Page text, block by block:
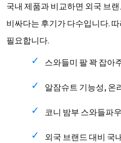
국내 제품과 비교하면 외국 브
비싸다는 후기가 다수입니다.
필요합니다.
스와들미 팔 꽉 잡아
알잠슈트 기능성, 온
코니 밤부 스와들파
외국 브랜드 대비 국